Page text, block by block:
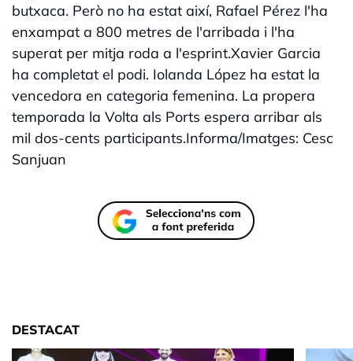
butxaca. Però no ha estat així, Rafael Pérez l'ha
enxampat a 800 metres de l'arribada i l'ha
superat per mitja roda a l'esprint.Xavier Garcia
ha completat el podi. Iolanda López ha estat la
vencedora en categoria femenina. La propera
temporada la Volta als Ports espera arribar als
mil dos-cents participants.Informa/Imatges: Cesc
Sanjuan
DESTACAT